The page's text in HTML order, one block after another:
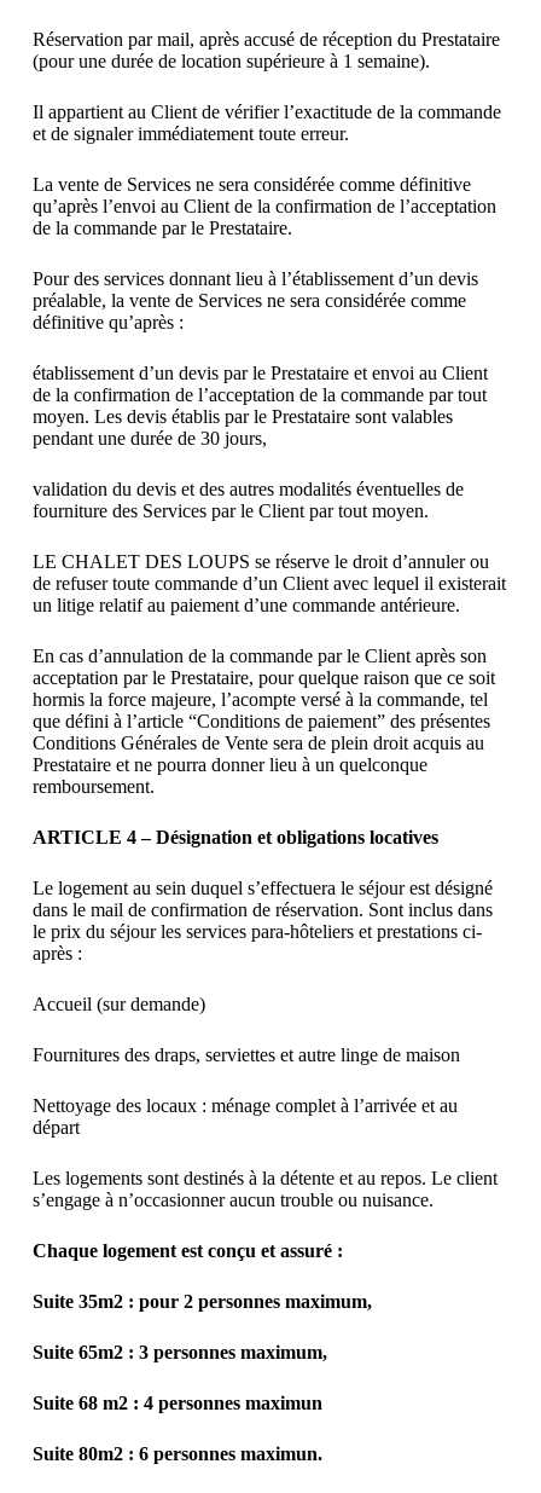
Réservation par mail, après accusé de réception du Prestataire
(pour une durée de location supérieure à 1 semaine).
Il appartient au Client de vérifier l’exactitude de la commande
et de signaler immédiatement toute erreur.
La vente de Services ne sera considérée comme définitive
qu’après l’envoi au Client de la confirmation de l’acceptation
de la commande par le Prestataire.
Pour des services donnant lieu à l’établissement d’un devis
préalable, la vente de Services ne sera considérée comme
définitive qu’après :
établissement d’un devis par le Prestataire et envoi au Client
de la confirmation de l’acceptation de la commande par tout
moyen. Les devis établis par le Prestataire sont valables
pendant une durée de 30 jours,
validation du devis et des autres modalités éventuelles de
fourniture des Services par le Client par tout moyen.
LE CHALET DES LOUPS se réserve le droit d’annuler ou
de refuser toute commande d’un Client avec lequel il existerait
un litige relatif au paiement d’une commande antérieure.
En cas d’annulation de la commande par le Client après son
acceptation par le Prestataire, pour quelque raison que ce soit
hormis la force majeure, l’acompte versé à la commande, tel
que défini à l’article “Conditions de paiement” des présentes
Conditions Générales de Vente sera de plein droit acquis au
Prestataire et ne pourra donner lieu à un quelconque
remboursement.
ARTICLE 4 – Désignation et obligations locatives
Le logement au sein duquel s’effectuera le séjour est désigné
dans le mail de confirmation de réservation. Sont inclus dans
le prix du séjour les services para-hôteliers et prestations ci-
après :
Accueil (sur demande)
Fournitures des draps, serviettes et autre linge de maison
Nettoyage des locaux : ménage complet à l’arrivée et au
départ
Les logements sont destinés à la détente et au repos. Le client
s’engage à n’occasionner aucun trouble ou nuisance.
Chaque logement est conçu et assuré :
Suite 35m2 : pour 2 personnes maximum,
Suite 65m2 : 3 personnes maximum,
Suite 68 m2 : 4 personnes maximun
Suite 80m2 : 6 personnes maximun.